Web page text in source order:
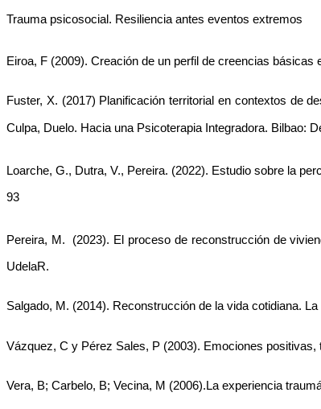
Trauma psicosocial. Resiliencia antes eventos extremos
Eiroa, F (2009). Creación de un perfil de creencias
Fuster, X. (2017) Planificación territorial en contextos de
Culpa, Duelo. Hacia una Psicoterapia Integradora. Bilbao:
Loarche, G., Dutra, V., Pereira. (2022). Estudio sobre la
93
Pereira, M.  (2023). El proceso de reconstrucción de
UdelaR.
Salgado, M. (2014). Reconstrucción de la vida cotidiana.
Vázquez, C y Pérez Sales, P (2003). Emociones
Vera, B; Carbelo, B; Vecina, M (2006).La experiencia